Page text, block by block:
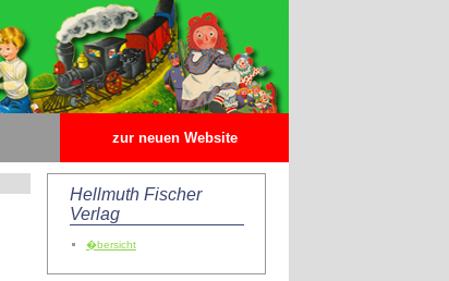
zur neuen Website
Hellmuth Fischer
Verlag
�bersicht